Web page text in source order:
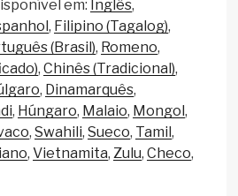
a
p
c
h
at
ar
e
em: Inglês
Filipino (Tagalog)
(Brasil) Romeno
Chinês (Tradicional)
Dinamarquês
Húngaro Malaio Mongol
Swahili Sueco Tamil
Vietnamita Zulu Checo